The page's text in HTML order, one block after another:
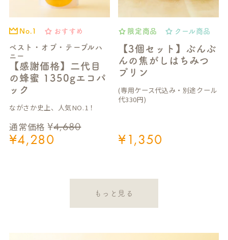
ベスト・オブ・テーブルハ
ニー
【感謝価格】二代目
の蜂蜜 1350gエコパ
ック
No.1 おすすめ
通常価格 ¥4,680
¥4,280
ながさか史上、人気NO.1！
【3個セット】ぶんぶ
んの焦がしはちみつ
プリン
限定商品 クール商品
¥1,350
(専用ケース代込み・別途クール
代330円)
もっと見る